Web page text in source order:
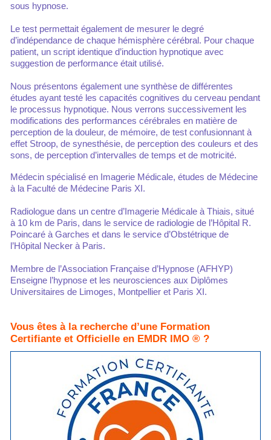
sous hypnose.
Le test permettait également de mesurer le degré
d’indépendance de chaque hémisphère cérébral. Pour chaque
patient, un script identique d’induction hypnotique avec
suggestion de performance était utilisé.
Nous présentons également une synthèse de différentes
études ayant testé les capacités cognitives du cerveau pendant
le processus hypnotique. Nous verrons successivement les
modifications des performances cérébrales en matière de
perception de la douleur, de mémoire, de test confusionnant à
effet Stroop, de synesthésie, de perception des couleurs et des
sons, de perception d’intervalles de temps et de motricité.
Médecin spécialisé en Imagerie Médicale, études de Médecine
à la Faculté de Médecine Paris XI.
Radiologue dans un centre d’Imagerie Médicale à Thiais, situé
à 10 km de Paris, dans le service de radiologie de l’Hôpital R.
Poincaré à Garches et dans le service d’Obstétrique de
l’Hôpital Necker à Paris.
Membre de l’Association Française d’Hypnose (AFHYP)
Enseigne l’hypnose et les neurosciences aux Diplômes
Universitaires de Limoges, Montpellier et Paris XI.
Vous êtes à la recherche d’une Formation
Certifiante et Officielle en EMDR IMO ® ?